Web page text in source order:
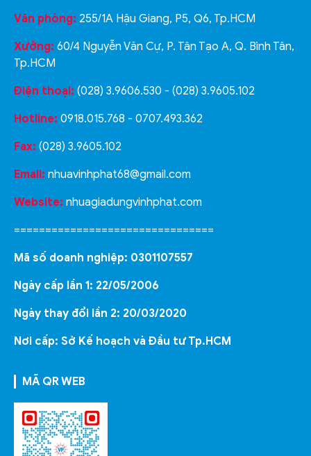
Văn phòng: 255/1A Hậu Giang, P5, Q6, Tp.HCM
Xưởng: 60/4 Nguyễn Văn Cự, P. Tân Tạo A, Q. Bình Tân,
Tp.HCM
Điện thoại: (028) 3.9606.530 - (028) 3.9605.102
Hotline: 0918.015.768 - 0707.493.362
Fax: (028) 3.9605.102
Email: nhuavinhphat68@gmail.com
Website: nhuagiadungvinhphat.com
================================
Mã số doanh nghiệp: 0301107557
Ngày cấp lần 1: 22/05/2006
Ngày thay đổi lần 2: 20/03/2020
Nơi cấp: Sở Kế hoạch và Đầu tư Tp.HCM
MÃ QR WEB